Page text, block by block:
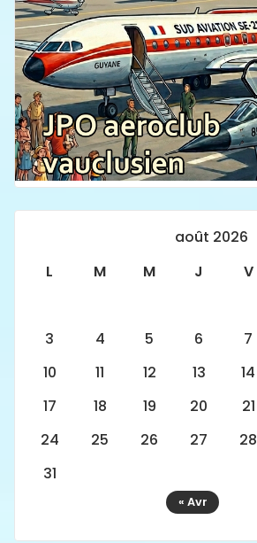
août 2026
L
M M J V
3
4 5 6 7
10
11 12 13 14
17
18 19 20 21
24
25 26 27 28
31
« Avr